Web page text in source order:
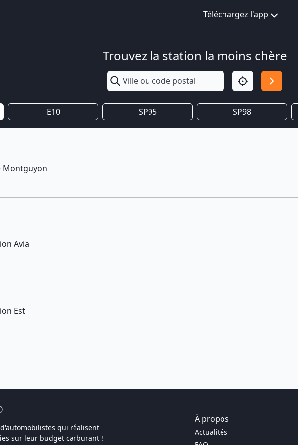
Téléchargez l'app
Trouvez la station la moins chère
E10 SP95 SP98
Montguyon
Avia
Est
qui réalisent
sur leur budget carburant !
À propos
Actualités